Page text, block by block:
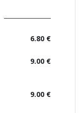
6.80 €
9.00 €
9.00 €